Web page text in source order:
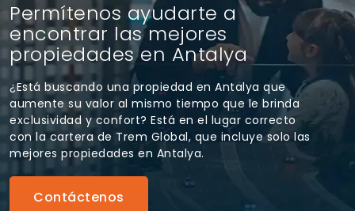
Permítenos ayudarte a
encontrar las mejores
propiedades en Antalya
¿Está buscando una propiedad en Antalya que
aumente su valor al mismo tiempo que le brinda
exclusividad y confort? Está en el lugar correcto
con la cartera de Trem Global, que incluye solo las
mejores propiedades en Antalya.
Contáctenos